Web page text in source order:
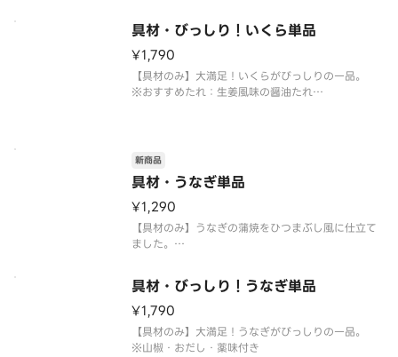
具材・びっしり！いくら単品
¥1,790
【具材のみ】大満足！いくらがびっしりの一品。
※おすすめたれ：生姜風味の醤油たれ
具材・うなぎ単品
新商品
¥1,290
【具材のみ】うなぎの蒲焼をひつまぶし風に仕立て
ました。
具材・びっしり！うなぎ単品
¥1,790
【具材のみ】大満足！うなぎがびっしりの一品。
※山椒・おだし・薬味付き